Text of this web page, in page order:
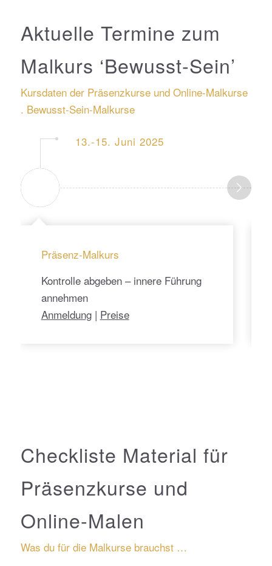
Aktuelle Termine zum
Malkurs ‘Bewusst-Sein’
Kursdaten der Präsenzkurse und Online-Malkurse
. Bewusst-Sein-Malkurse
13.-15. Juni 2025
Präsenz-Malkurs
Kontrolle abgeben – innere Führung
annehmen
Anmeldung| Preise
Checkliste Material für
Präsenzkurse und
Online-Malen
Was du für die Malkurse brauchst …